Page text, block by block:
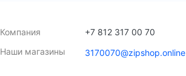
Компания
Наши магазины
+7 812 317 00 70
3170070@zipshop.online